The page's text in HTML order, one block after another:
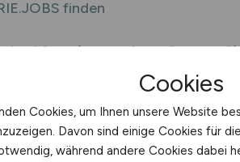
finden
als Karriereplattform
auf Industrieautomation
aus der industriellen Welt an
Arbeitnehmer, die in der
die sich an den
Cookies
Cookies, um Ihnen unsere Website
Davon sind einige Cookies für
während andere Cookies dabei